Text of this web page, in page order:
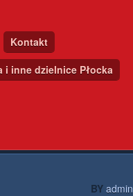
Kontakt
i inne dzielnice Płocka
BY admin